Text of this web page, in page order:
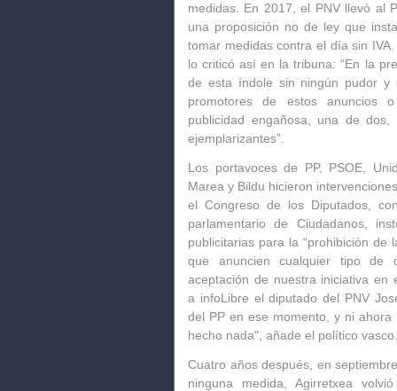
medidas. En 2017, el PNV llevó al
una proposición no de ley que
tomar medidas contra el día sin
lo criticó así en la tribuna: “En la
de esta índole sin ningún pudor y
promotores de estos anuncios
publicidad engañosa, una de
ejemplarizantes”.
Los portavoces de PP, PSOE,
Marea y Bildu hicieron
el Congreso de los Diputados,
parlamentario de Ciudadanos,
publicitarias para la “prohibición de
que anuncien cualquier tipo de
aceptación de nuestra iniciativa
a infoLibre el diputado del PNV
del PP en ese momento, y ni
hecho nada", añade el político vasco.
Cuatro años después, en
ninguna medida, Agirretxea